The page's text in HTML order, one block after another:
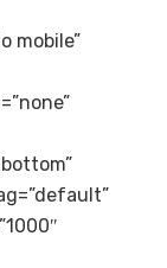
mobile”